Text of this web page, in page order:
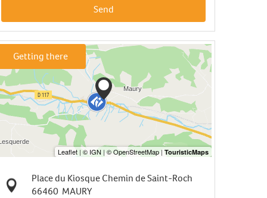
Send
Getting there
Place du Kiosque Chemin de Saint-Roch
66460 MAURY